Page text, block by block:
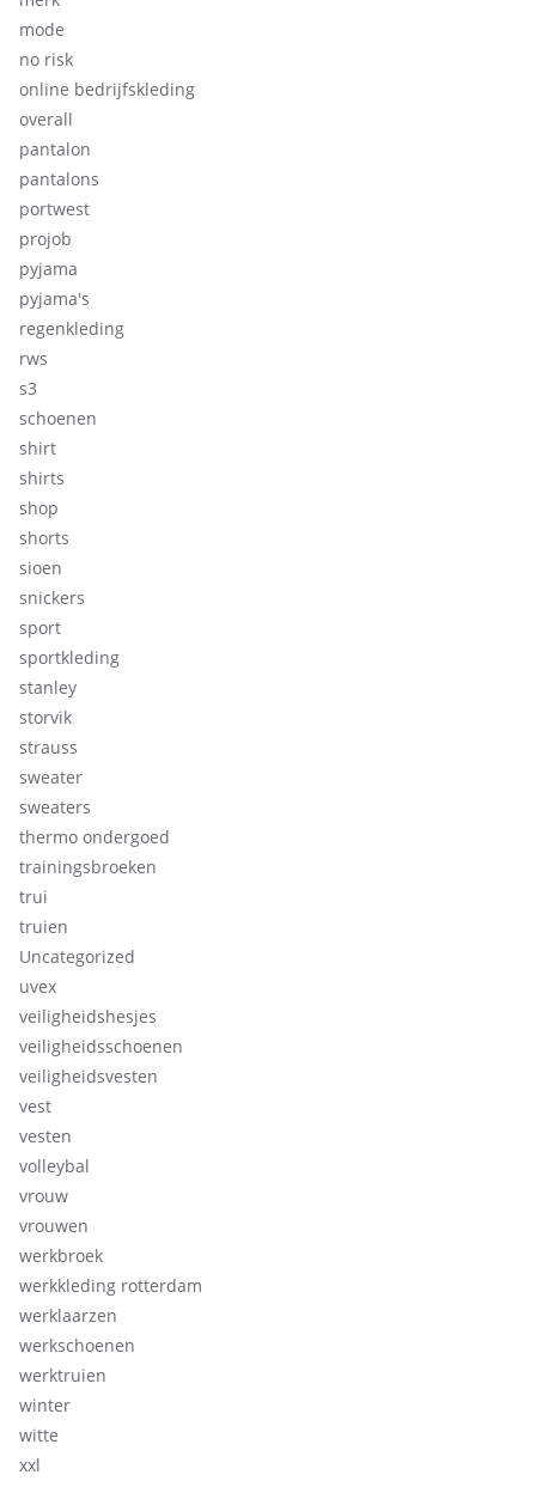
mode
no risk
online bedrijfskleding
overall
pantalon
pantalons
portwest
projob
pyjama
pyjama's
regenkleding
rws
s3
schoenen
shirt
shirts
shop
shorts
sioen
snickers
sport
sportkleding
stanley
storvik
strauss
sweater
sweaters
thermo ondergoed
trainingsbroeken
trui
truien
Uncategorized
uvex
veiligheidshesjes
veiligheidsschoenen
veiligheidsvesten
vest
vesten
volleybal
vrouw
vrouwen
werkbroek
werkkleding rotterdam
werklaarzen
werkschoenen
werktruien
winter
witte
xxl